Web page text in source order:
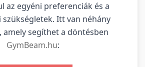
az egyéni preferenciák és a
Itt van néhány
amely segíthet a döntésben
GymBeam.hu: